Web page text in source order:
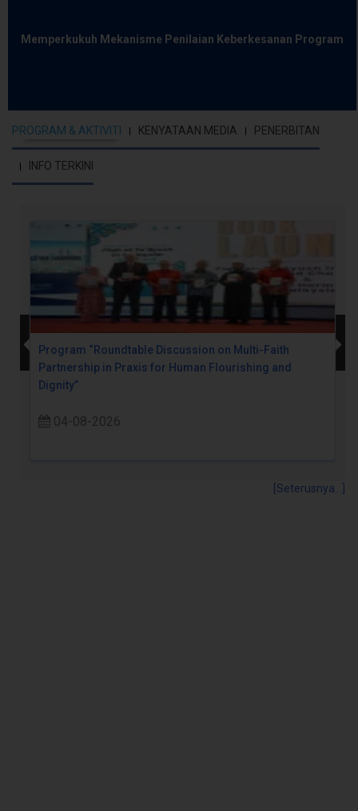
Memperkukuh Mekanisme Penilaian Keberkesanan Program
PROGRAM & AKTIVITI KENYATAAN MEDIA PENERBITAN
INFO TERKINI
Program “Roundtable Discussion on Multi-Faith
Partnership in Praxis for Human Flourishing and
Dignity”
04-08-2026
[Seterusnya...]